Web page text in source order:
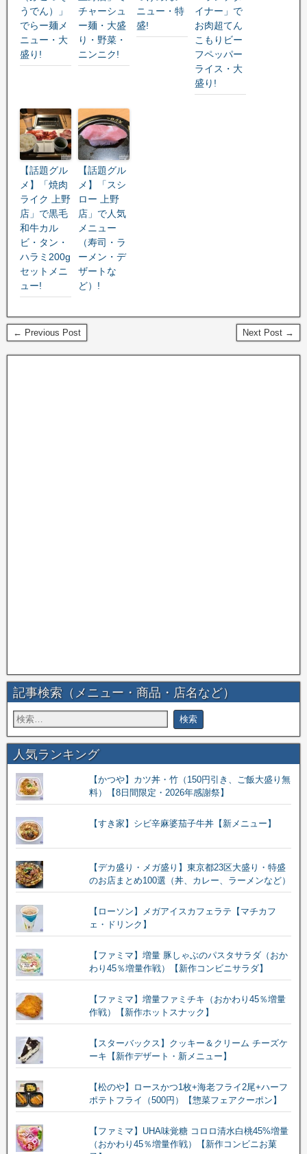
うでん）」
でらー麺メ
ニュー・大
盛り!
チャーシュ
ー麺・大盛
り・野菜・
ニンニク!
ニュー・特
盛!
イナー」で
お肉超てん
こもりビー
フペッパー
ライス・大
盛り!
【話題グル
メ】「焼肉
ライク 上野
店」で黒毛
和牛カル
ビ・タン・
ハラミ200g
セットメニ
ュー!
【話題グル
メ】「スシ
ロー 上野
店」で人気
メニュー
（寿司・ラ
ーメン・デ
ザートな
ど）!
← Previous Post Next Post →
記事検索（メニュー・商品・店名など）
人気ランキング
【かつや】カツ丼・竹（150円引き、ご飯大盛り無
料）【8日間限定・2026年感謝祭】
【すき家】シビ辛麻婆茄子牛丼【新メニュー】
【デカ盛り・メガ盛り】東京都23区大盛り・特盛
のお店まとめ100選（丼、カレー、ラーメンなど）
【ローソン】メガアイスカフェラテ【マチカフ
ェ・ドリンク】
【ファミマ】増量 豚しゃぶのパスタサラダ（おか
わり45％増量作戦）【新作コンビニサラダ】
【ファミマ】増量ファミチキ（おかわり45％増量
作戦）【新作ホットスナック】
【スターバックス】クッキー＆クリーム チーズケ
ーキ【新作デザート・新メニュー】
【松のや】ロースかつ1枚+海老フライ2尾+ハーフ
ポテトフライ（500円）【惣菜フェアクーポン】
【ファミマ】UHA味覚糖 コロロ清水白桃45%増量
（おかわり45％増量作戦）【新作コンビニお菓